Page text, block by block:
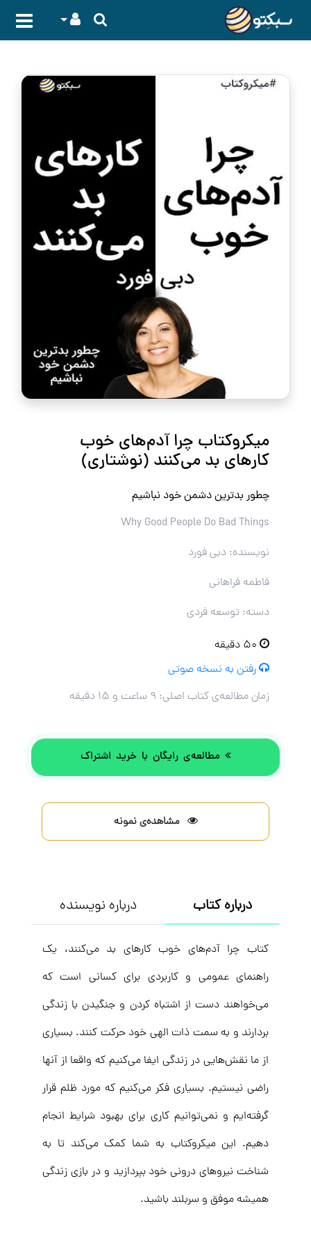
میکروکتاب چرا آدم‌های خوب
کارهای بد می‌کنند (نوشتاری)
چطور بدترین دشمن خود نباشیم
Why Good People Do Bad Things
نویسنده: دبی فورد
فاطمه فراهانی
دسته: توسعه فردی
رفتن به نسخه صوتی
زمان مطالعه‌ی کتاب اصلی: ۹ ساعت و ۱۵ دقیقه
مطالعه‌ی رایگان با خرید اشتراک
مشاهده‌ی نمونه
درباره کتاب درباره نویسنده
کتاب چرا آدم‌های خوب کارهای بد می‌کنند، یک
راهنمای عمومی و کاربردی برای کسانی است که
می‌خواهند دست از اشتباه کردن و جنگیدن با زندگی
بردارند و به سمت ذات الهی خود حرکت کنند. بسیاری
از ما نقش‌هایی در زندگی ایفا می‌کنیم که واقعا از آنها
راضی نیستیم. بسیاری فکر می‌کنیم که مورد ظلم قرار
گرفته‌ایم و نمی‌توانیم کاری برای بهبود شرایط انجام
دهیم. این میکروکتاب به شما کمک می‌کند تا به
شناخت نیروهای درونی خود بپردازید و در بازی زندگی
همیشه موفق و سربلند باشید.